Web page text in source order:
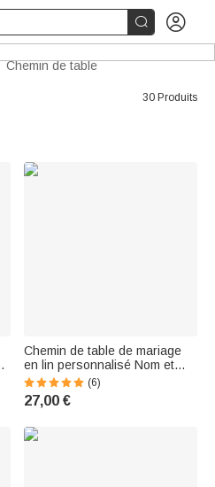
 
Chemin de table
30 Produits
Chemin de table de mariage
en lin personnalisé Nom et
date Décoration de la maison
Cadeau de réception pour
jeunes mariés
(6)
27,00 €